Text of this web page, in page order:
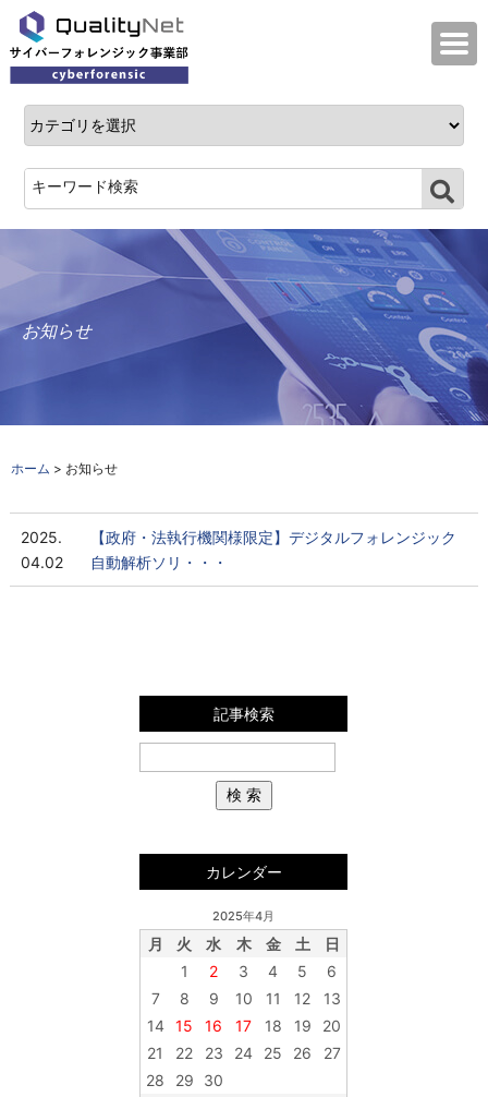
QualityNet サイバーフォレンジック事業
お知らせ
ホーム > お知らせ
2025.
04.02
【政府・法執行機関様限定】デジタルフォレンジック
自動解析ソリ・・・
記事検索
カレンダー
2025年4月
月 火 水 木 金 土 日
1 2 3 4 5
6
7
8 9 10 11 12
13
14
15 16 17 18 19
20
21
22 23 24 25 26
27
28
29 30